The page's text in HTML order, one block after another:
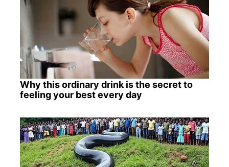
Why this ordinary drink is the secret to
feeling your best every day